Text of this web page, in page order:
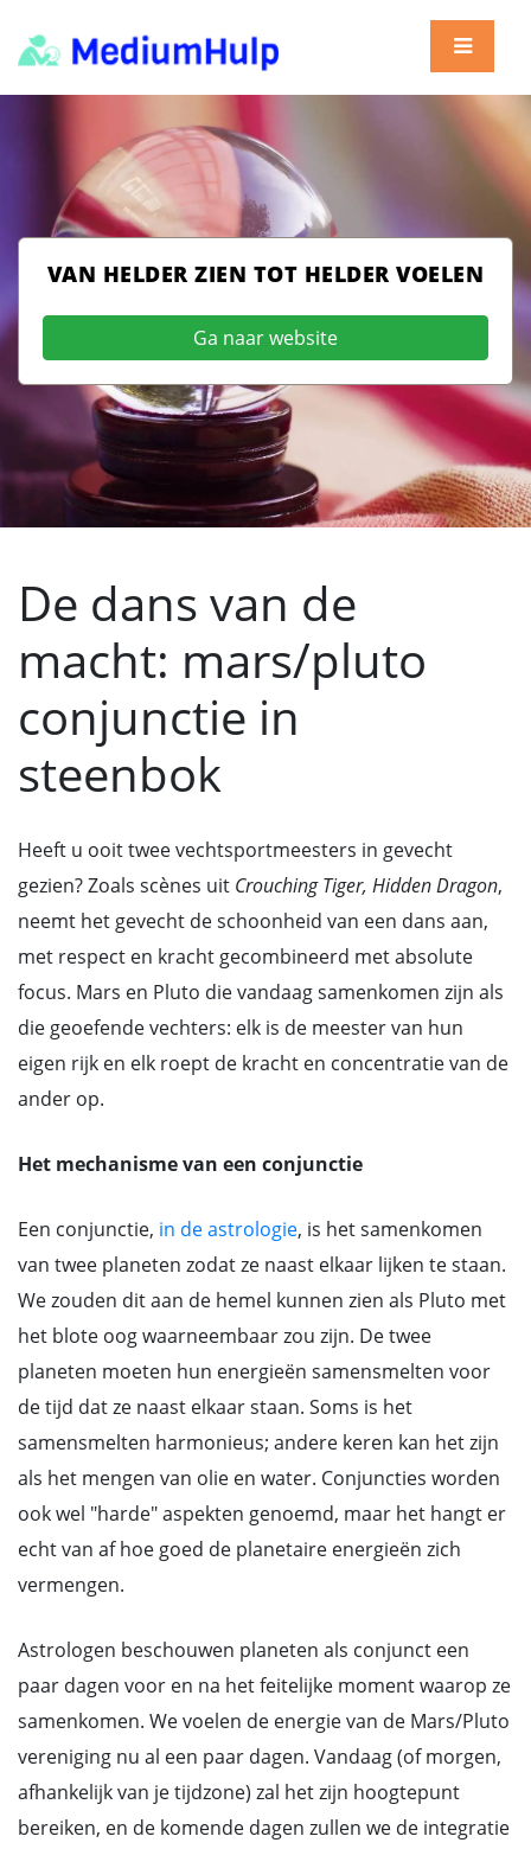
VAN HELDER ZIEN TOT HELDER VOELEN
Ga naar website
De dans van de
macht: mars/pluto
conjunctie in
steenbok
Heeft u ooit twee vechtsportmeesters in gevecht
gezien? Zoals scènes uit Crouching Tiger, Hidden Dragon,
neemt het gevecht de schoonheid van een dans aan,
met respect en kracht gecombineerd met absolute
focus. Mars en Pluto die vandaag samenkomen zijn als
die geoefende vechters: elk is de meester van hun
eigen rijk en elk roept de kracht en concentratie van de
ander op.
Het mechanisme van een conjunctie
Een conjunctie, in de astrologie, is het samenkomen
van twee planeten zodat ze naast elkaar lijken te staan.
We zouden dit aan de hemel kunnen zien als Pluto met
het blote oog waarneembaar zou zijn. De twee
planeten moeten hun energieën samensmelten voor
de tijd dat ze naast elkaar staan. Soms is het
samensmelten harmonieus; andere keren kan het zijn
als het mengen van olie en water. Conjuncties worden
ook wel "harde" aspekten genoemd, maar het hangt er
echt van af hoe goed de planetaire energieën zich
vermengen.
Astrologen beschouwen planeten als conjunct een
paar dagen voor en na het feitelijke moment waarop ze
samenkomen. We voelen de energie van de Mars/Pluto
vereniging nu al een paar dagen. Vandaag (of morgen,
afhankelijk van je tijdzone) zal het zijn hoogtepunt
bereiken, en de komende dagen zullen we de integratie